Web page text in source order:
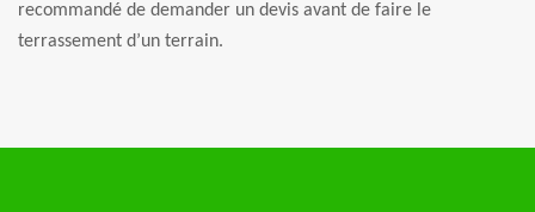
recommandé de demander un devis avant de faire le
terrassement d’un terrain.